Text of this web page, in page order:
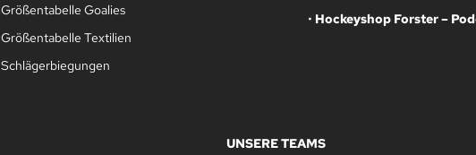
Größentabelle Goalies
Größentabelle Textilien
Schlägerbiegungen
• Hockeyshop Forster –
UNSERE TEAMS